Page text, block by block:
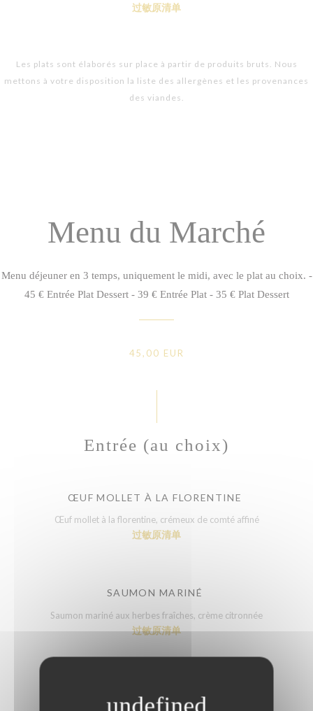
过敏原清单
Les plats sont élaborés sur place à partir de produits bruts. Nous
mettons à votre disposition la liste des allergènes et les provenances
des viandes.
Menu du Marché
Menu déjeuner en 3 temps, uniquement le midi, avec le plat au choix. -
45 € Entrée Plat Dessert - 39 € Entrée Plat - 35 € Plat Dessert
45,00 EUR
Entrée (au choix)
ŒUF MOLLET À LA FLORENTINE
Œuf mollet à la florentine, crémeux de comté affiné
过敏原清单
SAUMON MARINÉ
Saumon mariné aux herbes fraîches, crème citronnée
过敏原清单